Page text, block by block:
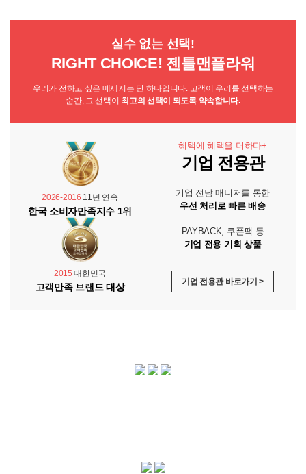
실수 없는 선택!
RIGHT CHOICE! 젠틀맨플라워
우리가 전하고 싶은 메세지는 단 하나입니다. 고객이 우리를 선택하는
순간, 그 선택이 최고의 선택이 되도록 약속합니다.
2026-2016 11년 연속
한국 소비자만족지수 1위
2015 대한민국
고객만족 브랜드 대상
혜택에 혜택을 더하다+
기업 전용관
기업 전담 매니저를 통한
우선 처리로 빠른 배송
PAYBACK, 쿠폰팩 등
기업 전용 기획 상품
기업 전용관 바로가기 >